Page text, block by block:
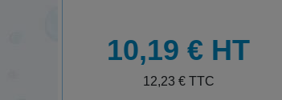
10,19 € HT
12,23 € TTC